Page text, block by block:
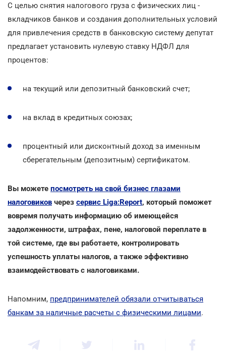
С целью снятия налогового груза с физических лиц -
вкладчиков банков и создания дополнительных условий
для привлечения средств в банковскую систему депутат
предлагает установить нулевую ставку НДФЛ для
процентов:
на текущий или депозитный банковский счет;
на вклад в кредитных союзах;
процентный или дисконтный доход за именным
сберегательным (депозитным) сертификатом.
Вы можете посмотреть на свой бизнес глазами
налоговиков через сервис Liga:Report, который поможет
вовремя получать информацию об имеющейся
задолженности, штрафах, пене, налоговой переплате в
той системе, где вы работаете, контролировать
успешность уплаты налогов, а также эффективно
взаимодействовать с налоговиками.
Напомним, предпринимателей обязали отчитываться
банкам за наличные расчеты с физическими лицами.